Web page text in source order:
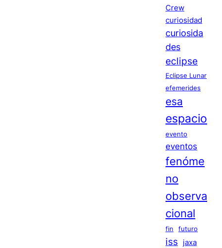
Crew
curiosidad
curiosida
des
eclipse
Eclipse Lunar
efemerides
esa
espacio
evento
eventos
fenóme
no
observa
cional
fin futuro
iss jaxa